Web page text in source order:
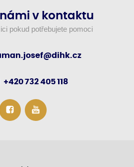
v kontaktu
pokud potřebujete pomoci
+420 732 405 118